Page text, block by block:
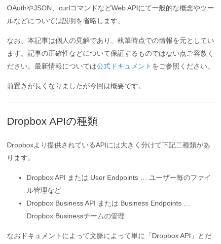
OAuthやJSON、curlコマンドなどWeb APIにて一般的な概念やツー
ルなどについては説明を省略します。
なお、本記事は個人の見解であり、執筆時点での情報を元としてい
ます。記事の正確性などについて保証するものではない点ご容赦く
ださい。最新情報については公式ドキュメント をご参照ください。
前置きが長くなりましたが今回は概要です。
Dropbox APIの種類
Dropboxより提供されているAPIには大きく分けて下記二種類があ
ります。
Dropbox API または User Endpoints … ユーザー毎のファイ
ル管理など
Dropbox Business API または Business Endpoints …
Dropbox Businessチームの管理
なおドキュメントによって文脈によって単に「Dropbox API」とだ